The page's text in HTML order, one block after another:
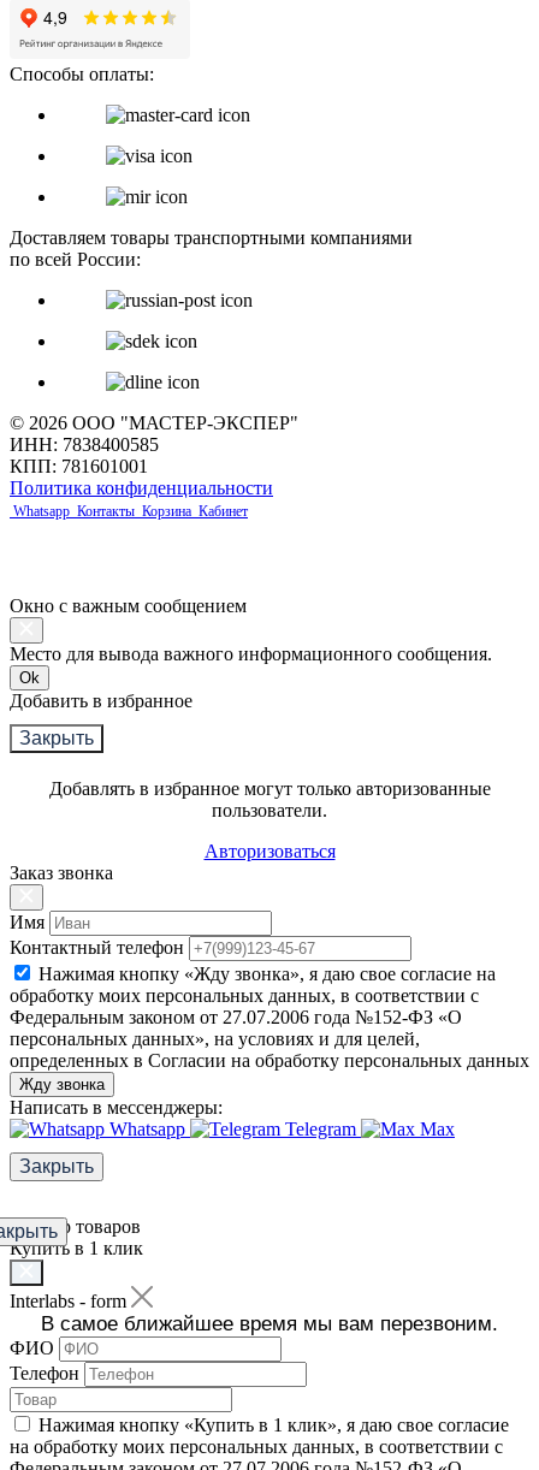
Способы оплаты:
Доставляем товары транспортными компаниями
по всей России:
© 2026 ООО "МАСТЕР-ЭКСПЕР"
ИНН: 7838400585
КПП: 781601001
Политика конфиденциальности
Whatsapp Контакты Корзина Кабинет
Окно с важным сообщением
Место для вывода важного информационного сообщения.
Ok
Добавить в избранное
Закрыть
Добавлять в избранное могут только авторизованные
пользователи.
Авторизоваться
Заказ звонка
Имя
Контактный телефон
Нажимая кнопку «Жду звонка», я даю свое согласие на
обработку моих персональных данных, в соответствии с
Федеральным законом от 27.07.2006 года №152-ФЗ «О
персональных данных», на условиях и для целей,
определенных в Согласии на обработку персональных данных
Жду звонка
Написать в мессенджеры:
Whatsapp
Telegram
Max
Закрыть
Фильтр товаров
Купить в 1 клик
Interlabs - form
В самое ближайшее время мы вам перезвоним.
ФИО
Телефон
Нажимая кнопку «Купить в 1 клик», я даю свое согласие
на обработку моих персональных данных, в соответствии с